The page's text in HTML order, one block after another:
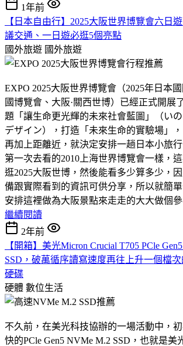
1年前
【日本自由行】2025大阪世界博覽會六日
議交通、一日遊必逛5個亮點
國外旅遊 國外旅遊
EXPO 2025大阪世界博覽會（2025年日本
國博覽會、大阪·關西世博）已經正式開展
題「讓生命更光輝的未來社會藍圖」（い
デザイン），打造「未來生命的實驗場」
再加上距離近，就決定安排一趟日本小旅
第一次去看的2010上海世界博覽會一樣，
逛2025大阪世博，然後能看多少算多少，
備跟實際看到的資訊可供分享，所以就簡
安排這裡做為大阪景點來走走的大大做個參
繼續閱讀
2年前
【開箱】美光Micron Crucial T705 PCle
SSD，破萬循序讀寫速度再往上升一個檔
硬碟
硬體 數位生活
不久前，在美光科技協辦的一場活動中，
快的PCle Gen5 NVMe M.2 SSD，也就是美